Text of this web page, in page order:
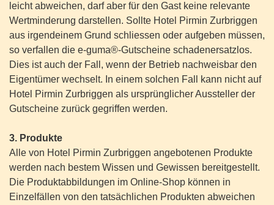
leicht abweichen, darf aber für den Gast keine relevante
Wertminderung darstellen. Sollte Hotel Pirmin Zurbriggen
aus irgendeinem Grund schliessen oder aufgeben müssen,
so verfallen die e-guma®-Gutscheine schadenersatzlos.
Dies ist auch der Fall, wenn der Betrieb nachweisbar den
Eigentümer wechselt. In einem solchen Fall kann nicht auf
Hotel Pirmin Zurbriggen als ursprünglicher Aussteller der
Gutscheine zurück gegriffen werden.
3. Produkte
Alle von Hotel Pirmin Zurbriggen angebotenen Produkte
werden nach bestem Wissen und Gewissen bereitgestellt.
Die Produktabbildungen im Online-Shop können in
Einzelfällen von den tatsächlichen Produkten abweichen